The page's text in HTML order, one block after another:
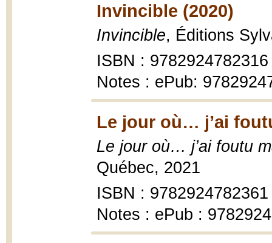
Invincible (2020)
Invincible, Éditions
ISBN : 9782924782316
Notes : ePub:
Le jour où… j’ai
Le jour où… j’ai foutu
Québec, 2021
ISBN : 9782924782361
Notes : ePub :